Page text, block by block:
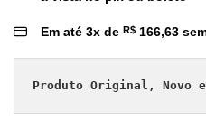
Em até 3x de R$ 166,63
Produto Original, Novo